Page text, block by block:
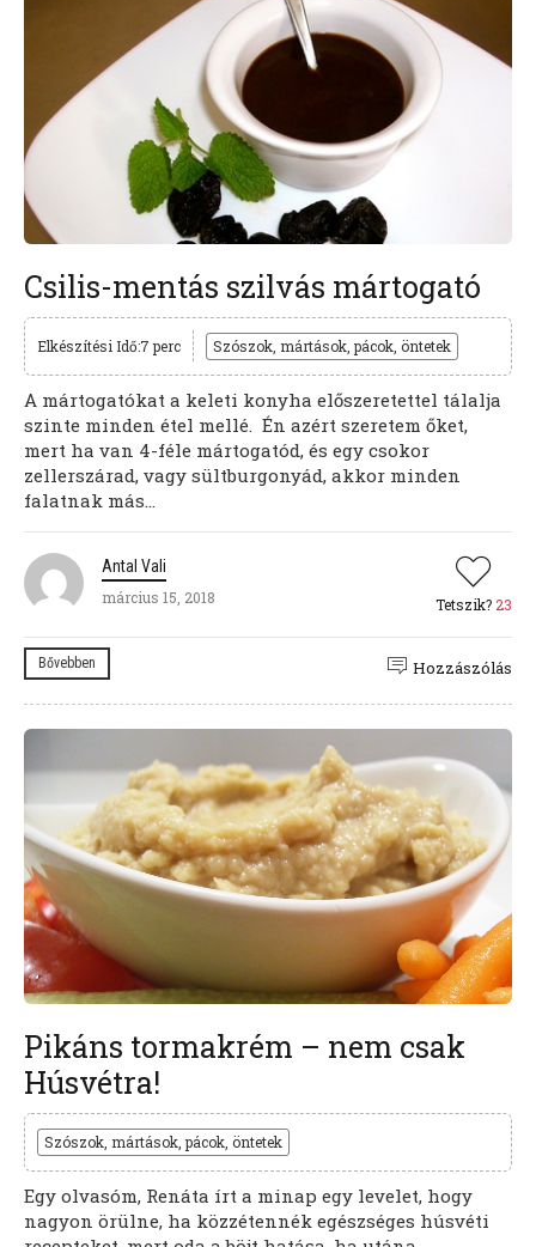
Csilis-mentás szilvás mártogató
Elkészítési Idő:7 perc Szószok, mártások, pácok, öntetek
A mártogatókat a keleti konyha előszeretettel tálalja
szinte minden étel mellé. Én azért szeretem őket,
mert ha van 4-féle mártogatód, és egy csokor
zellerszárad, vagy sültburgonyád, akkor minden
falatnak más...
Antal Vali
március 15, 2018
Tetszik?23
Bővebben Hozzászólás
Pikáns tormakrém – nem csak
Húsvétra!
Szószok, mártások, pácok, öntetek
Egy olvasóm, Renáta írt a minap egy levelet, hogy
nagyon örülne, ha közzétennék egészséges húsvéti